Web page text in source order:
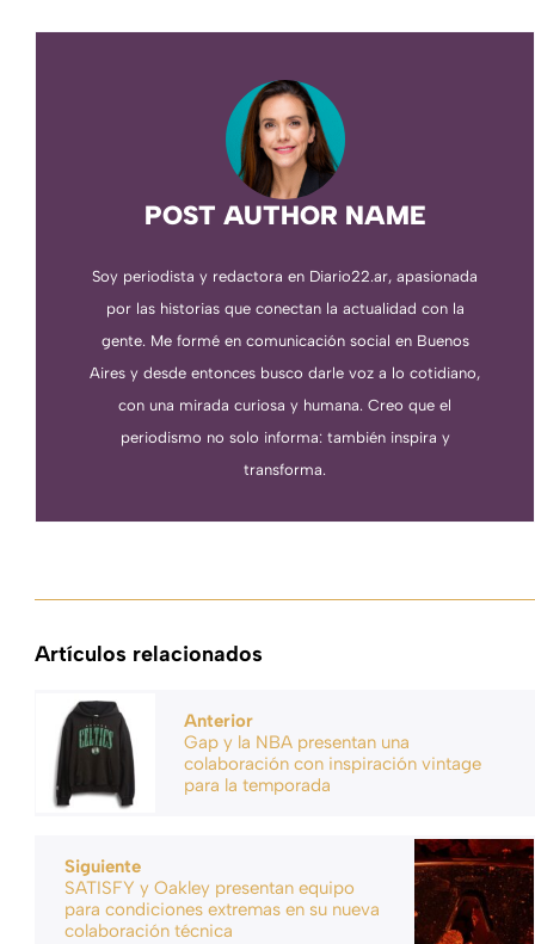
POST AUTHOR NAME
Soy periodista y redactora en Diario22.ar, apasionada
por las historias que conectan la actualidad con la
gente. Me formé en comunicación social en Buenos
Aires y desde entonces busco darle voz a lo cotidiano,
con una mirada curiosa y humana. Creo que el
periodismo no solo informa: también inspira y
transforma.
Artículos relacionados
Anterior
Gap y la NBA presentan una
colaboración con inspiración vintage
para la temporada
Siguiente
SATISFY y Oakley presentan equipo
para condiciones extremas en su nueva
colaboración técnica